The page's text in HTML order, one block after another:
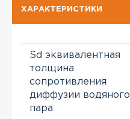
ХАРАКТЕРИСТИКИ
Sd эквивалентная
толщина
сопротивления
диффузии водяного
пара